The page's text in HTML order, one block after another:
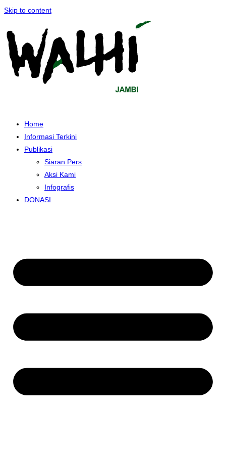
Skip to content
Home
Informasi Terkini
Publikasi
Siaran Pers
Aksi Kami
Infografis
DONASI